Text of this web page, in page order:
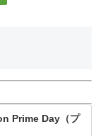
Prime Day（プ